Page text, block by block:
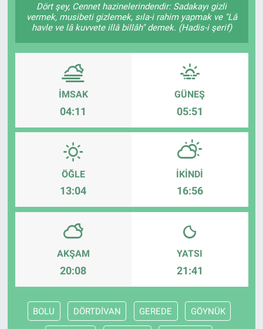
Dört şey, Cennet hazinelerindendir: Sadakayı gizli
vermek, musibeti gizlemek, sıla-i rahim yapmak ve "Lâ
havle ve lâ kuvvete illâ billâh" demek. (Hadis-i şerif)
İMSAK
04:11
GÜNEŞ
05:51
ÖĞLE
13:04
İKINDI
16:56
AKŞAM
20:08
YATSI
21:41
BOLU DÖRTDİVAN GEREDE GÖYNÜK